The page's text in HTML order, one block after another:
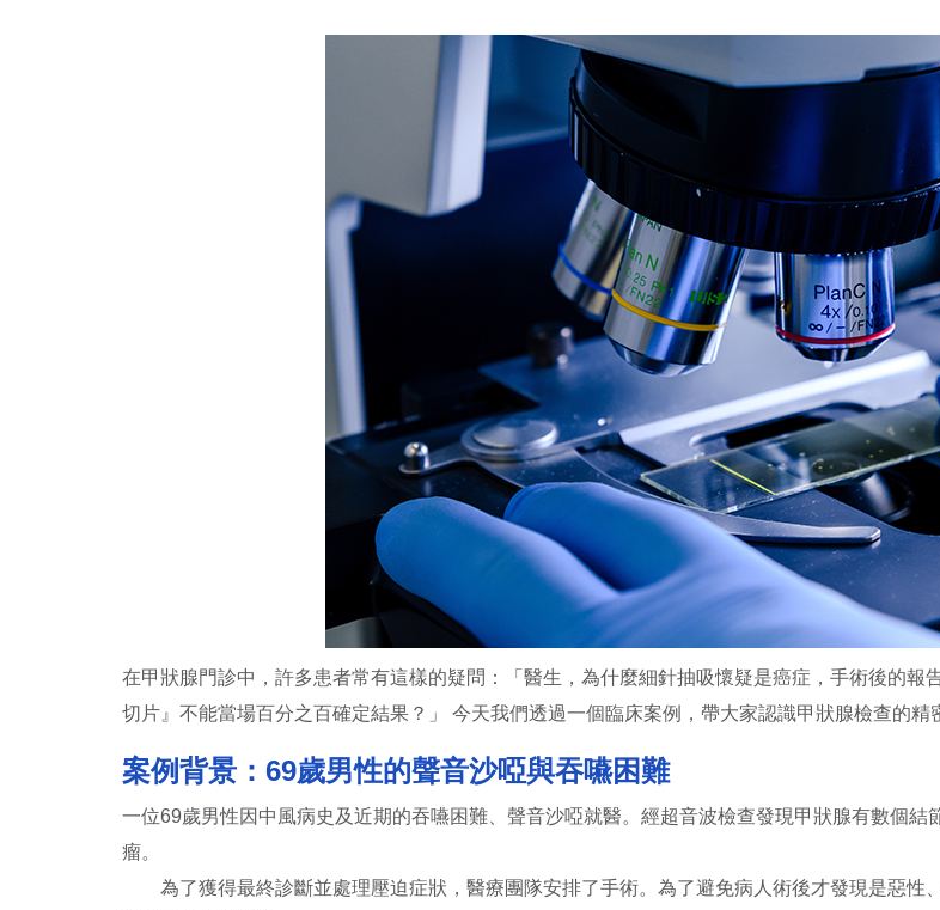
在甲狀腺門診中，許多患者常有這樣的疑問：「醫生，為什麼細針抽吸懷疑是癌症，手術後的
切片』不能當場百分之百確定結果？」 今天我們透過一個臨床案例，帶大家認識甲狀腺檢查的精
案例背景：69歲男性的聲音沙啞與吞嚥困難
一位69歲男性因中風病史及近期的吞嚥困難、聲音沙啞就醫。經超音波檢查發現甲狀腺有數個
瘤。
為了獲得最終診斷並處理壓迫症狀，醫療團隊安排了手術。為了避免病人術後才發現是惡性